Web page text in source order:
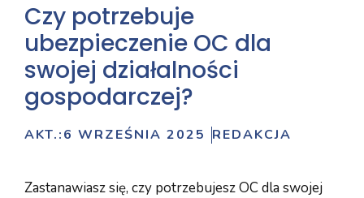
Czy potrzebuje
ubezpieczenie OC dla
swojej działalności
gospodarczej?
AKT.:6 WRZEŚNIA 2025 REDAKCJA
Zastanawiasz się, czy potrzebujesz OC dla swojej